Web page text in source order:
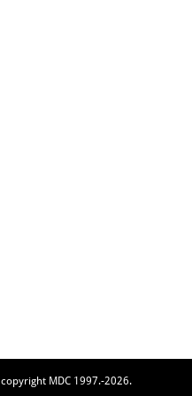
copyright MDC 1997.-2026.